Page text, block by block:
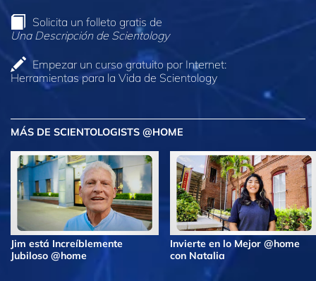
Solicita un folleto gratis de
Una Descripción de Scientology
Empezar un curso gratuito por Internet:
Herramientas para la Vida de Scientology
MÁS DE SCIENTOLOGISTS @HOME
Jim está Increíblemente
Jubiloso @home
Invierte en lo Mejor @home
con Natalia